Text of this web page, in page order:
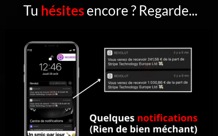
Tu hésitesencore ? Regarde...